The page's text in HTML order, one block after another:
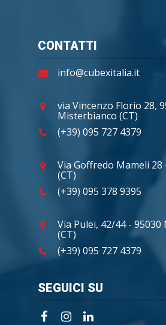
CONTATTI
info@cubexitalia.it
via Vincenzo Florio 28,
Misterbianco (CT)
(+39) 095 727 4379
Via Goffredo Mameli
(CT)
(+39) 095 378 9395
Via Pulei, 42/44 - 95030
(CT)
(+39) 095 727 4379
SEGUICI SU